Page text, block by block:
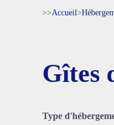
>>Accueil>
Gîtes
Type